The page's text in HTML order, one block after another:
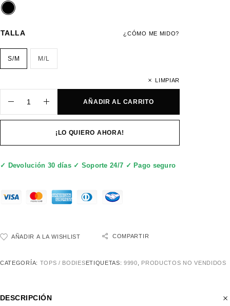
¿CÓMO ME MIDO?
TALLA
S/M M/L
LIMPIAR
AÑADIR AL CARRITO
¡LO QUIERO AHORA!
✓ Devolución 30 días ✓ Soporte 24/7 ✓ Pago seguro
AÑADIR A LA WISHLIST COMPARTIR
CATEGORÍA: TOPS / BODIES ETIQUETAS:9990 PRODUCTOS NO VENDIDOS
DESCRIPCIÓN